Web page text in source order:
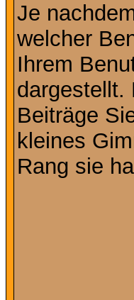
Je
welcher
Ihrem
dargestellt.
Beiträge
kleines
Rang sie